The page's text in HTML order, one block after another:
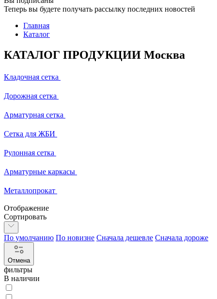
Теперь вы будете получать рассылку последних новостей
Главная
Каталог
КАТАЛОГ ПРОДУКЦИИ Москва
Кладочная сетка
Дорожная сетка
Арматурная сетка
Сетка для ЖБИ
Рулонная сетка
Арматурные каркасы
Металлопрокат
Отображение
Сортировать
По умолчанию По новизне Сначала дешевле Сначала дороже
Отмена
фильтры
В наличии